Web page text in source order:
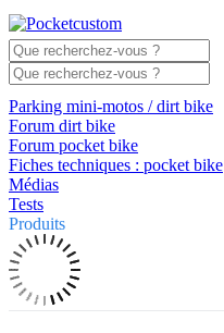
Parking mini-motos / dirt bike
Forum dirt bike
Forum pocket bike
Fiches techniques : pocket bike
Médias
Tests
Produits